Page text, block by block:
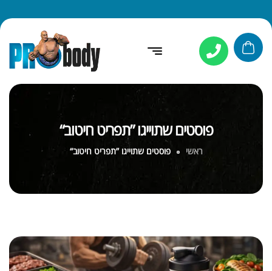
פוסטים שתוייגו ”תפריט חיטוב“
ראשי פוסטים שתוייגו ”תפריט חיטוב“